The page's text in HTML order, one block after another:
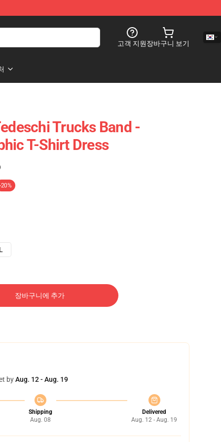
고객 지원장바구니 보기
Trucks Band -
T-Shirt Dress
-20%
장바구니에 추가
byAug. 12 - Aug. 19
Shipping
Aug. 08
Delivered
Aug. 12 - Aug. 19